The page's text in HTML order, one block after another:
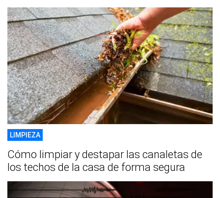
LIMPIEZA
Cómo limpiar y destapar las canaletas de
los techos de la casa de forma segura